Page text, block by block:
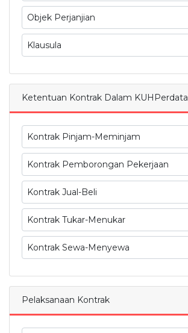
Objek Perjanjian
Klausula
Ketentuan Kontrak Dalam KUHPerdata
Kontrak Pinjam-Meminjam
Kontrak Pemborongan Pekerjaan
Kontrak Jual-Beli
Kontrak Tukar-Menukar
Kontrak Sewa-Menyewa
Pelaksanaan Kontrak